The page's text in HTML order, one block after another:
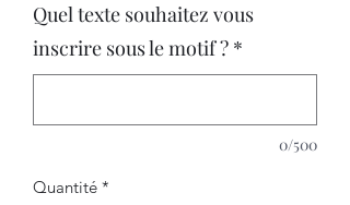
Quel texte souhaitez vous
inscrire sous le motif ? *
0/500
Quantité *